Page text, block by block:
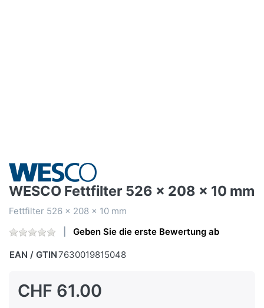
WESCO Fettfilter 526 x 208 x 10 mm
Fettfilter 526 x 208 x 10 mm
Geben Sie die erste Bewertung ab
EAN / GTIN7630019815048
CHF 61.00